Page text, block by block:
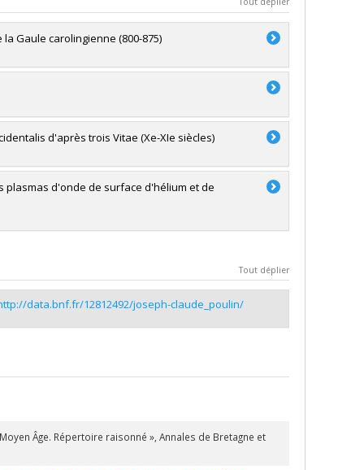
Gaule carolingienne (800-875)
d'après trois Vitae (Xe-XIe siècles)
plasmas d'onde de surface d'hélium et de
Tout déplier
data.bnf.fr/12812492/joseph-claude_poulin/
Âge. Répertoire raisonné », Annales de Bretagne et